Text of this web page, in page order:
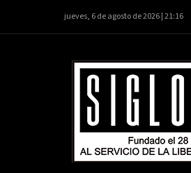
jueves, 6 de agosto de 2026 | 21:16